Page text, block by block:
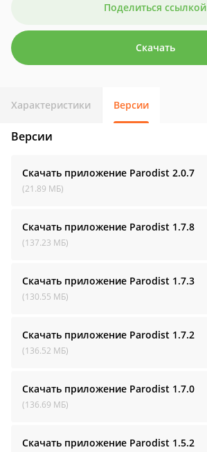
Поделиться ссылкой
Скачать
Характеристики Версии
Версии
Скачать приложение Parodist 2.0.7
(21.89 МБ)
Скачать приложение Parodist 1.7.8
(137.23 МБ)
Скачать приложение Parodist 1.7.3
(130.55 МБ)
Скачать приложение Parodist 1.7.2
(136.52 МБ)
Скачать приложение Parodist 1.7.0
(136.69 МБ)
Скачать приложение Parodist 1.5.2